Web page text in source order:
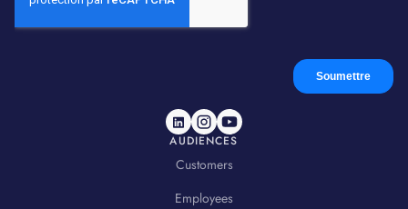
AUDIENCES
Customers
Employees